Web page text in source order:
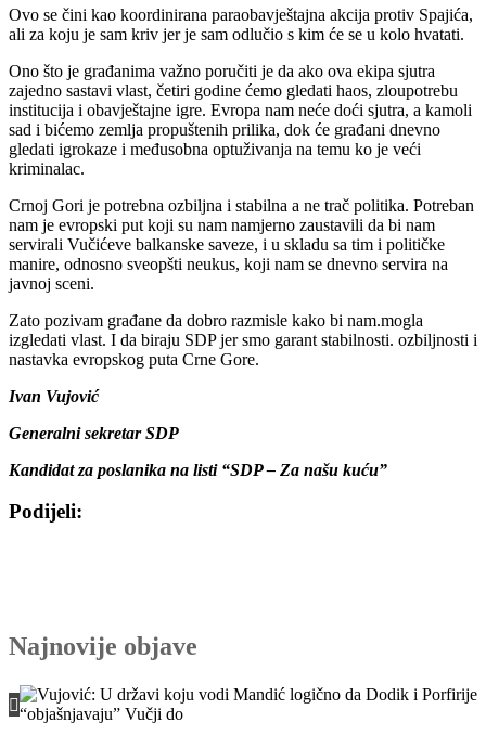
Ovo se čini kao koordinirana paraobavještajna akcija protiv Spajića,
ali za koju je sam kriv jer je sam odlučio s kim će se u kolo hvatati.
Ono što je građanima važno poručiti je da ako ova ekipa sjutra
zajedno sastavi vlast, četiri godine ćemo gledati haos, zloupotrebu
institucija i obavještajne igre. Evropa nam neće doći sjutra, a kamoli
sad i bićemo zemlja propuštenih prilika, dok će građani dnevno
gledati igrokaze i međusobna optuživanja na temu ko je veći
kriminalac.
Crnoj Gori je potrebna ozbiljna i stabilna a ne trač politika. Potreban
nam je evropski put koji su nam namjerno zaustavili da bi nam
servirali Vučićeve balkanske saveze, i u skladu sa tim i političke
manire, odnosno sveopšti neukus, koji nam se dnevno servira na
javnoj sceni.
Zato pozivam građane da dobro razmisle kako bi nam.mogla
izgledati vlast. I da biraju SDP jer smo garant stabilnosti. ozbiljnosti i
nastavka evropskog puta Crne Gore.
Ivan Vujović
Generalni sekretar SDP
Kandidat za poslanika na listi “SDP – Za našu kuću”
Podijeli:
Najnovije objave